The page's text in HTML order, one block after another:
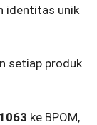
identitas unik
setiap produk
ke BPOM,